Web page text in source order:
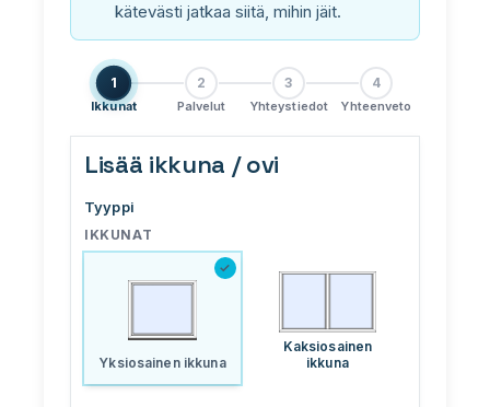
PLASTO 82
PLASTO NORDIC
Parvekeovet
LIUKUOVET
PLASTO DRIVE
PLASTO HST
kätevästi jatkaa siitä, mihin jäit.
1
Ikkunat
2
Palvelut
3
Yhteystiedot
4
Yhteenveto
Lisää ikkuna / ovi
Tyyppi
IKKUNAT
✓
Yksiosainen ikkuna
Kaksiosainen
ikkuna